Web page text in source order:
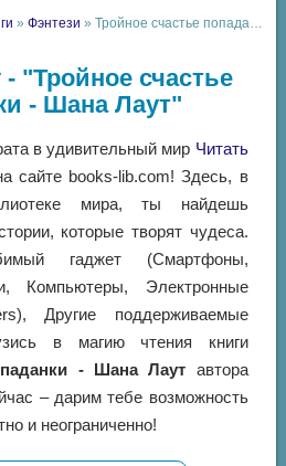
»Фэнтези » Тройное счастье попаданки - Шана Лаут
- "Тройное счастье
- Шана Лаут"
в удивительный мир Читать
сайте books-lib.com! Здесь, в
мира, ты найдешь
которые творят чудеса.
гаджет (Смартфоны,
Компьютеры, Электронные
Другие поддерживаемые
в магию чтения книги
- Шана Лаут автора
– дарим тебе возможность
и неограниченно!